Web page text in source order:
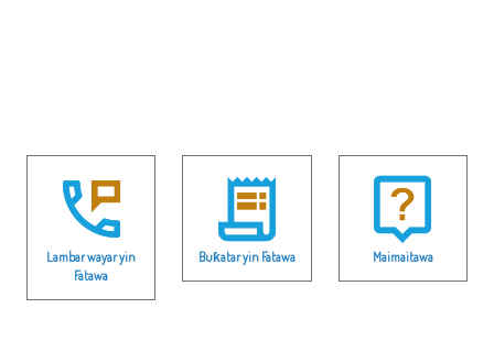
Lambar wayar yin
Fatawa
Buƙatar yin Fatawa Maimaitawa